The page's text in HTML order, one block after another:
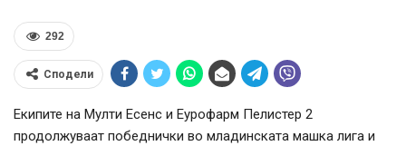
292
Сподели
Екипите на Мулти Есенс и Еурофарм Пелистер 2
продолжуваат победнички во младинската машка лига и